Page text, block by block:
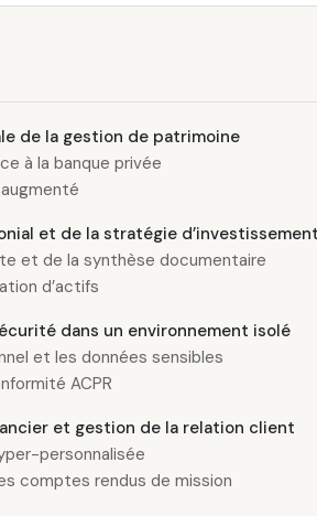
de la gestion de patrimoine
à la banque privée
et de la stratégie
et de la synthèse documentaire
d’actifs
dans un environnement isolé
et les données sensibles
ACPR
et gestion de la relation client
personnalisée
comptes rendus de mission